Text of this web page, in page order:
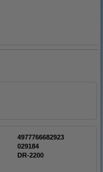
4977766682923
029184
DR-2200